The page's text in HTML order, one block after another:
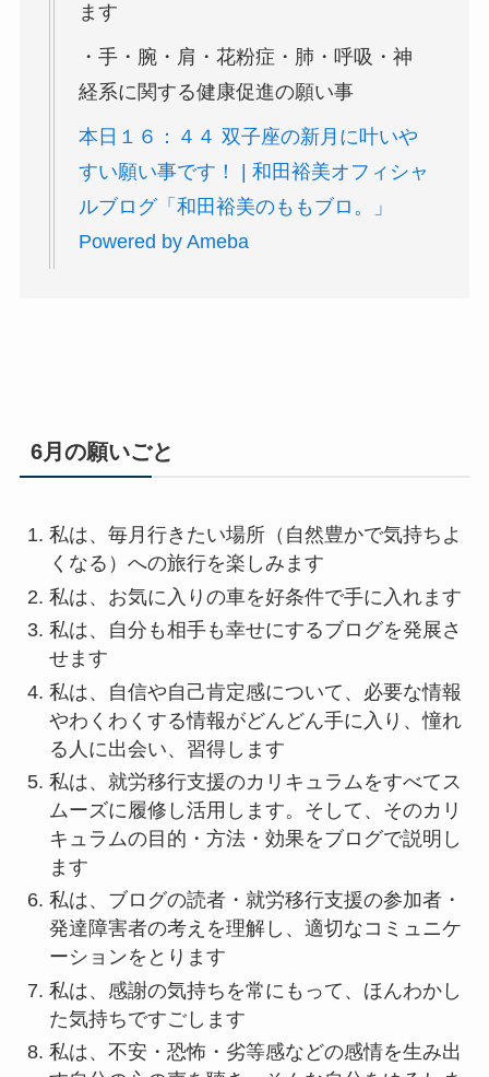
ます
・手・腕・肩・花粉症・肺・呼吸・神
経系に関する健康促進の願い事
本日１６：４４ 双子座の新月に叶いや
すい願い事です！ | 和田裕美オフィシャ
ルブログ「和田裕美のももブロ。」
Powered by Ameba
6月の願いごと
私は、毎月行きたい場所（自然豊かで気持ちよ
くなる）への旅行を楽しみます
私は、お気に入りの車を好条件で手に入れます
私は、自分も相手も幸せにするブログを発展さ
せます
私は、自信や自己肯定感について、必要な情報
やわくわくする情報がどんどん手に入り、憧れ
る人に出会い、習得します
私は、就労移行支援のカリキュラムをすべてス
ムーズに履修し活用します。そして、そのカリ
キュラムの目的・方法・効果をブログで説明し
ます
私は、ブログの読者・就労移行支援の参加者・
発達障害者の考えを理解し、適切なコミュニケ
ーションをとります
私は、感謝の気持ちを常にもって、ほんわかし
た気持ちですごします
私は、不安・恐怖・劣等感などの感情を生み出